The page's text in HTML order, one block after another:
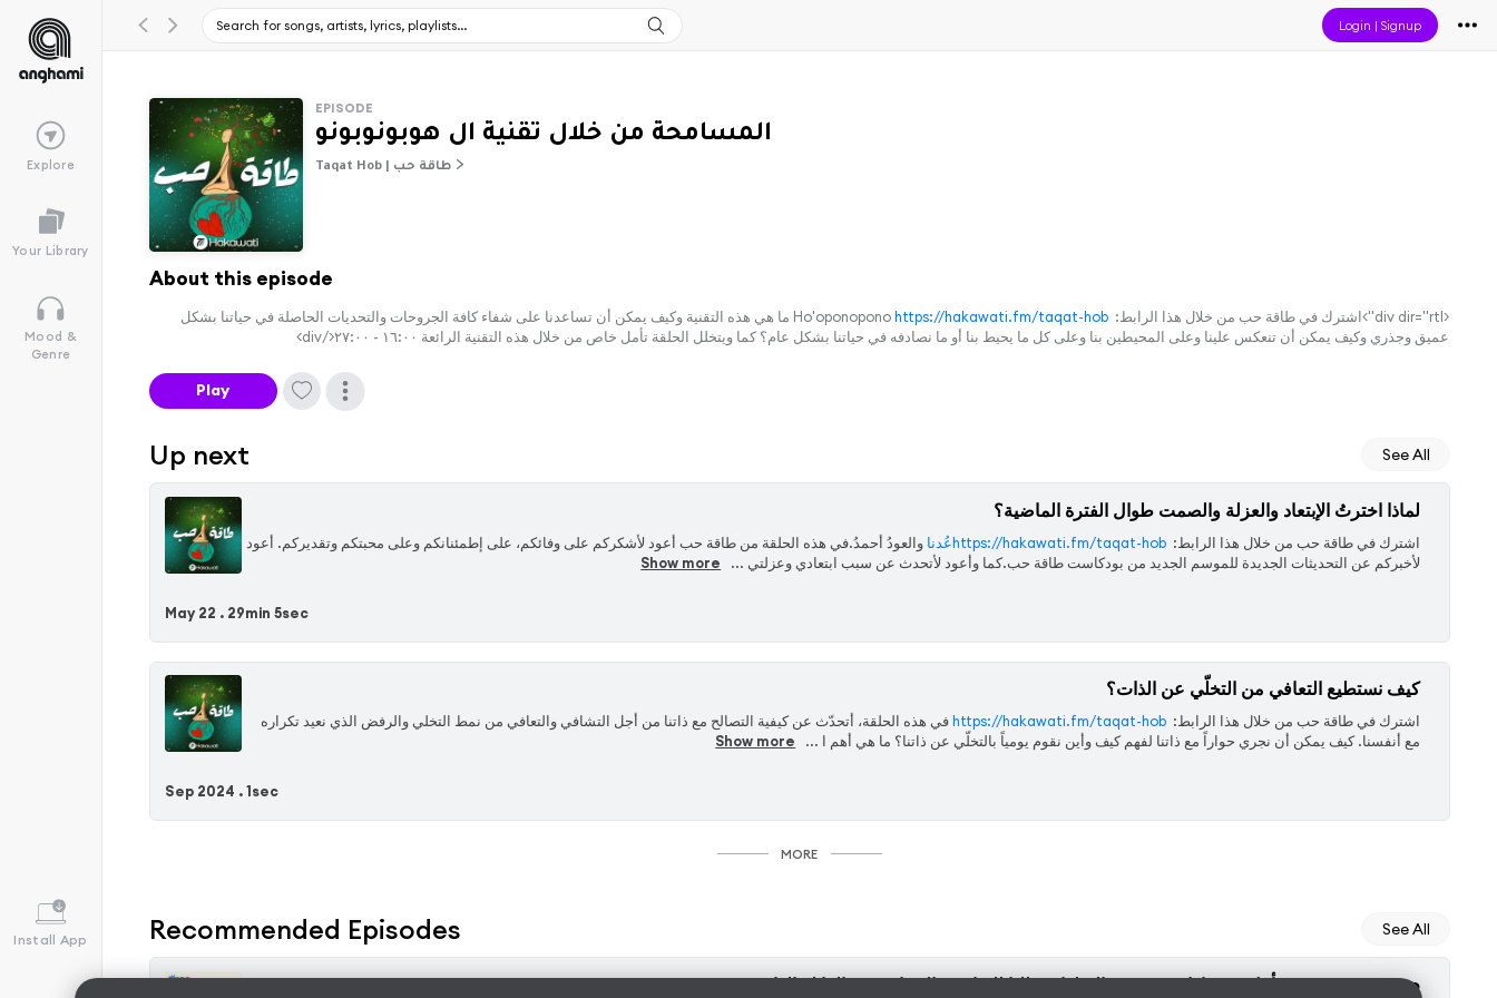
Login |Signup
Explore
Your Library
Mood &
Genre
Install App
EPISODE
المسامحة من خلال تقنية ال هوبونوبونو
Taqat Hob | طاقة حب
About this episode
<div dir="rtl">اشترك في طاقة حب من خلال هذا الرابط: ‫ https://hakawati.fm/taqat-hob‬
Ho'oponopono ما هي هذه التقنية وكيف يمكن أن تساعدنا على شفاء كافة الجروحات والتحديات الحاصلة في حياتنا بشكل
عميق وجذري وكيف يمكن أن تنعكس علينا وعلى المحيطين بنا وعلى كل ما يحيط بنا أو ما نصادفه في حياتنا بشكل عام؟ كما ويتخلل الحلقة تأمل خاص من خلال هذه التقنية الرائعة ١٦:٠٠ - ٢٧:٠٠</div>
Play
Up next See All
لماذا اخترتُ الإبتعاد والعزلة والصمت طوال الفترة الماضية؟
‏اشترك في طاقة حب من خلال هذا الرابط: ‫ https://hakawati.fm/taqat-hob‬عُدنا
والعودُ أحمدُ.في هذه الحلقة من طاقة حب أعود لأشكركم على وفائكم، على إطمئنانكم وعلى محبتكم وتقديركم. أعود
لأخبركم عن التحديثات الجديدة للموسم الجديد من بودكاست طاقة حب.كما وأعود لأتحدث عن سبب ابتعادي وعزلتي ...
Show more
May 22 . 29min 5sec
كيف نستطيع التعافي من التخلّي عن الذات؟
‏اشترك في طاقة حب من خلال هذا الرابط: ‫ https://hakawati.fm/taqat-hob‬في هذه الحلقة، أتحدّث عن كيفية التصالح مع ذاتنا من أجل التشافي والتعافي من نمط التخلي والرفض الذي نعيد تكراره
مع أنفسنا. كيف يمكن أن نجري حواراً مع ذاتنا لفهم كيف وأين نقوم يومياً بالتخلّي عن ذاتنا؟ ما هي أهم ا ...
Show more
Sep 2024 .1sec
MORE
Recommended Episodes See All
Ho'oponopono: تأمل من هاواي يستعين بالصلوات طلبا للتعافي والتسامح بين العائلة الواحدة